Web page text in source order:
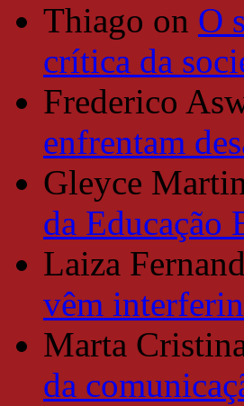
Thiago on O
crítica da
Frederico
enfrentam
Gleyce
da Educação
Laiza
vêm
Marta
da